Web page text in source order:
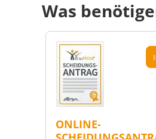
Was
ONLINE-